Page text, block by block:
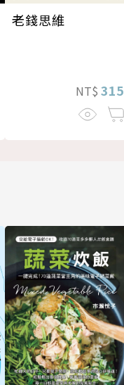
老錢思維
NT$ 315